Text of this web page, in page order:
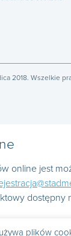
2018. Wszelkie
plików
online jest
dostępny